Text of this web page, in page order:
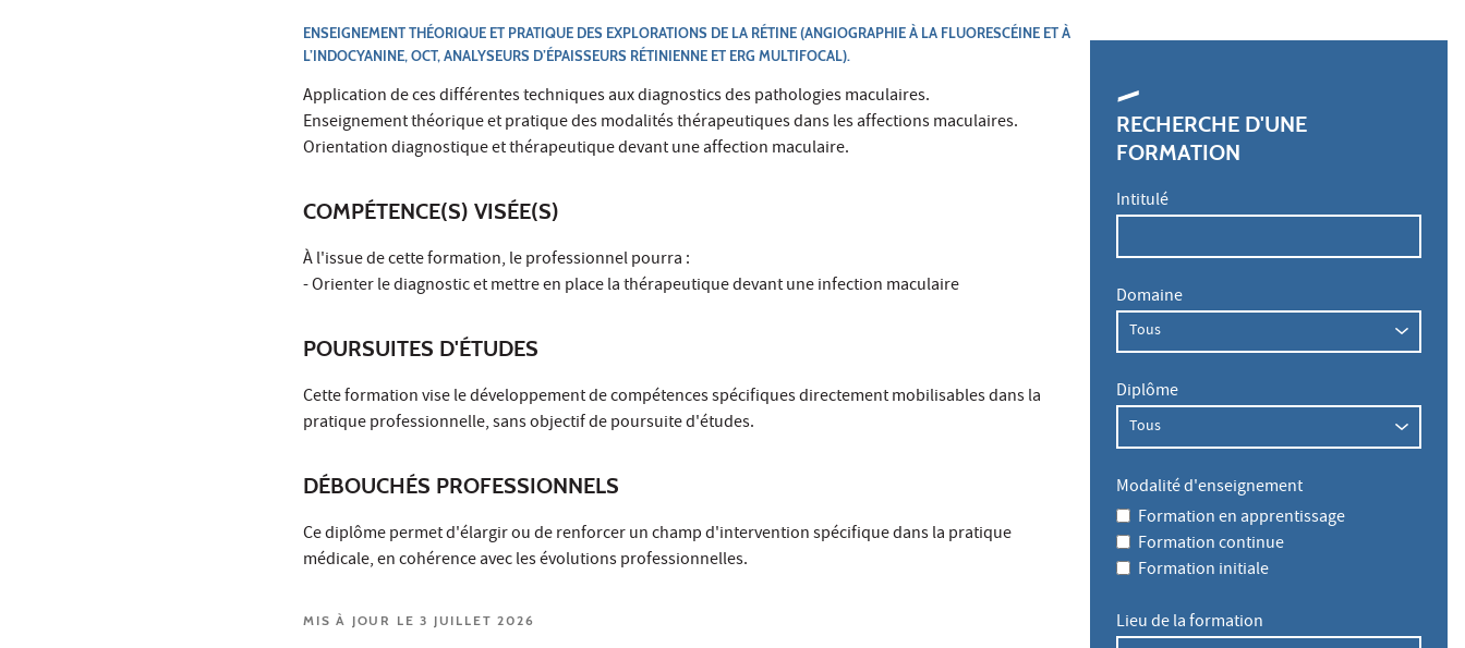
ENSEIGNEMENT THÉORIQUE ET PRATIQUE DES EXPLORATIONS DE LA RÉTINE (ANGIOGRAPHIE À LA FLUORESCÉINE ET À
L’INDOCYANINE, OCT, ANALYSEURS D’ÉPAISSEURS RÉTINIENNE ET ERG MULTIFOCAL).
Application de ces différentes techniques aux diagnostics des pathologies maculaires.
Enseignement théorique et pratique des modalités thérapeutiques dans les affections maculaires.
Orientation diagnostique et thérapeutique devant une affection maculaire.
COMPÉTENCE(S) VISÉE(S)
À l'issue de cette formation, le professionnel pourra :
- Orienter le diagnostic et mettre en place la thérapeutique devant une infection maculaire
POURSUITES D'ÉTUDES
Cette formation vise le développement de compétences spécifiques directement mobilisables dans la
pratique professionnelle, sans objectif de poursuite d'études.
DÉBOUCHÉS PROFESSIONNELS
Ce diplôme permet d'élargir ou de renforcer un champ d'intervention spécifique dans la pratique
médicale, en cohérence avec les évolutions professionnelles.
MIS À JOUR LE 3 JUILLET 2026
RECHERCHE D'UNE
FORMATION
Intitulé
Domaine
Diplôme
Modalité d'enseignement
Formation en apprentissage
Formation continue
Formation initiale
Lieu de la formation